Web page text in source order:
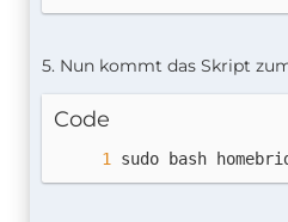
5. Nun kommt das Skript
Code
sudo bash